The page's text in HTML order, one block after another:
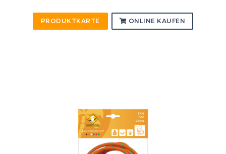
PRODUKTKARTE ONLINE KAUFEN